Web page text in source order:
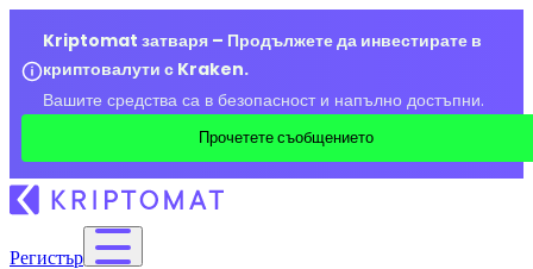
Kriptomat затваря – Продължете да инвестирате в
криптовалути с Kraken.
Вашите средства са в безопасност и напълно достъпни.
Прочетете съобщението
Регистър